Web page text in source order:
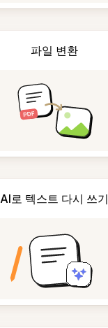
파일 변환
AI로 텍스트 다시 쓰기